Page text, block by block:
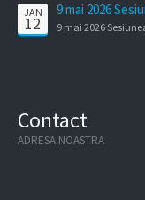
JAN
12
9 mai 2026
elevilor
9 mai 2026
Contact
ADRESA NOASTRA